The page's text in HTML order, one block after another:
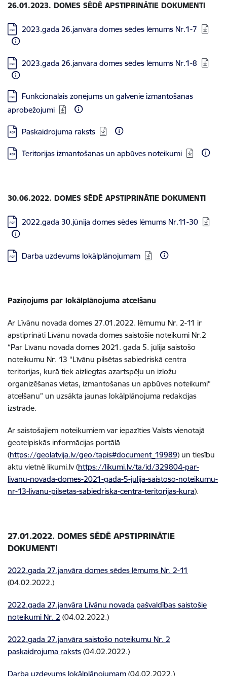
26.01.2023. DOMES SĒDĒ APSTIPRINĀTIE DOKUMENTI
Lejupielādēt:
2023.gada 26.janvāra domes sēdes lēmums Nr.1-7
Lejupielādēt:
2023.gada 26.janvāra domes sēdes lēmums Nr.1-8
Lejupielādēt:
Funkcionālais zonējums un galvenie izmantošanas
aprobežojumi
Lejupielādēt:
Paskaidrojuma raksts
Lejupielādēt:
Teritorijas izmantošanas un apbūves noteikumi
30.06.2022. DOMES SĒDĒ APSTIPRINĀTIE DOKUMENTI
Lejupielādēt:
2022.gada 30.jūnija domes sēdes lēmums Nr.11-30
Lejupielādēt:
Darba uzdevums lokālplānojumam
Paziņojums par lokālplānojuma atcelšanu
Ar Līvānu novada domes 27.01.2022. lēmumu Nr. 2-11 ir
apstiprināti Līvānu novada domes saistošie noteikumi Nr.2
“Par Līvānu novada domes 2021. gada 5. jūlija saistošo
noteikumu Nr. 13 “Līvānu pilsētas sabiedriskā centra
teritorijas, kurā tiek aizliegtas azartspēļu un izložu
organizēšanas vietas, izmantošanas un apbūves noteikumi”
atcelšanu” un uzsākta jaunas lokālplānojuma redakcijas
izstrāde.
Ar saistošajiem noteikumiem var iepazīties Valsts vienotajā
ģeotelpiskās informācijas portālā
(https://geolatvija.lv/geo/tapis#document_19989) un tiesību
aktu vietnē likumi.lv (https://likumi.lv/ta/id/329804-par-
livanu-novada-domes-2021-gada-5-julija-saistoso-noteikumu-
nr-13-livanu-pilsetas-sabiedriska-centra-teritorijas-kura).
27.01.2022. DOMES SĒDĒ APSTIPRINĀTIE
DOKUMENTI
2022.gada 27.janvāra domes sēdes lēmums Nr. 2-11
(04.02.2022.)
2022.gada 27.janvāra Līvānu novada pašvaldības saistošie
noteikumi Nr. 2 (04.02.2022.)
2022.gada 27.janvāra saistošo noteikumu Nr. 2
paskaidrojuma raksts (04.02.2022.)
Darba uzdevums lokālplānojumam (04.02.2022.)